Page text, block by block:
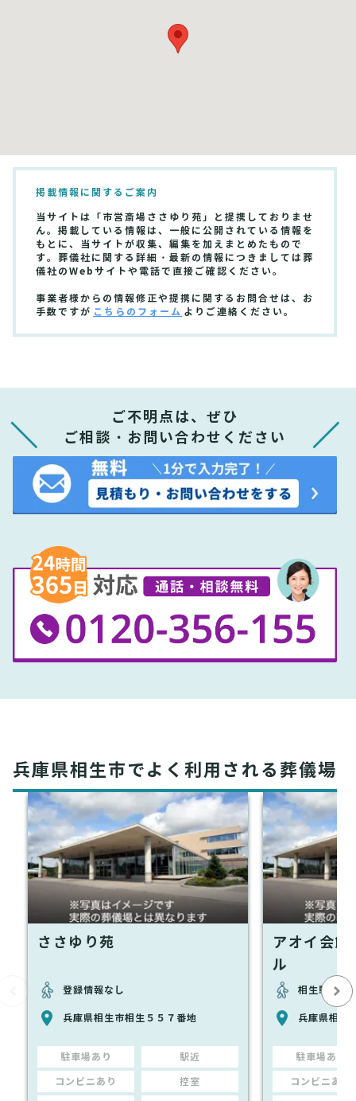
掲載情報に関するご案内
当サイトは「市営斎場ささゆり苑」と提携しておりませ
ん。掲載している情報は、一般に公開されている情報を
もとに、当サイトが収集、編集を加えまとめたもので
す。葬儀社に関する詳細・最新の情報につきましては葬
儀社のWebサイトや電話で直接ご確認ください。
事業者様からの情報修正や提携に関するお問合せは、お
手数ですが こちらのフォーム よりご連絡ください。
ご不明点は、ぜひ
ご相談・お問い合わせください
兵庫県相生市でよく利用される葬儀場
ささゆり苑
登録情報なし
兵庫県相生市相生５５７番地
駐車場あり 駅近
コンビニあり 控室
アオイ会館
ル
相生駅から
兵庫県相生
駐車場あり
コンビニあり